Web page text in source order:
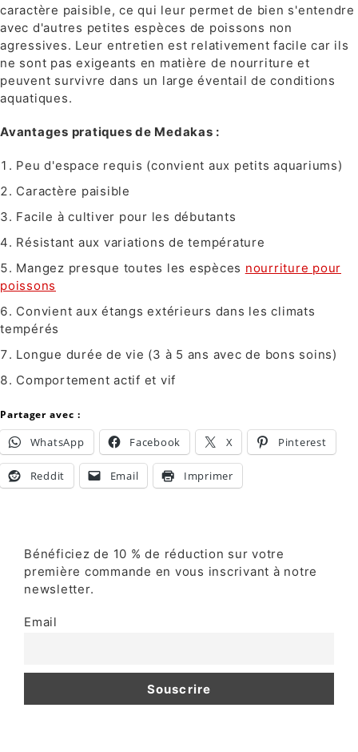
caractère paisible, ce qui leur permet de bien s'entendre
avec d'autres petites espèces de poissons non
agressives. Leur entretien est relativement facile car ils
ne sont pas exigeants en matière de nourriture et
peuvent survivre dans un large éventail de conditions
aquatiques.
Avantages pratiques de Medakas :
Peu d'espace requis (convient aux petits aquariums)
Caractère paisible
Facile à cultiver pour les débutants
Résistant aux variations de température
Mangez presque toutes les espèces nourriture pour
poissons
Convient aux étangs extérieurs dans les climats
tempérés
Longue durée de vie (3 à 5 ans avec de bons soins)
Comportement actif et vif
Partager avec :
WhatsApp Facebook X Pinterest
Reddit Email Imprimer
Bénéficiez de 10 % de réduction sur votre
première commande en vous inscrivant à notre
newsletter.
Email